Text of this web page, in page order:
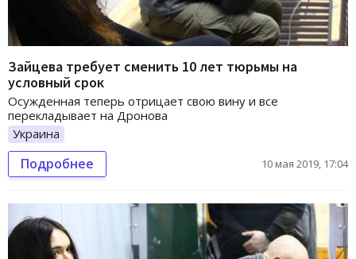
Зайцева требует сменить 10 лет тюрьмы на
условный срок
Осужденная теперь отрицает свою вину и все
перекладывает на Дронова
Украина
Подробнее 10 мая 2019, 17:04